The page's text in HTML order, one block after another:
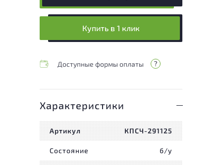
Купить в 1 клик
Доступные формы оплаты
Характеристики
Артикул КПСЧ-291125
Состояние б/у